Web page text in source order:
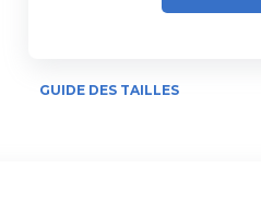
GUIDE DES TAILLES